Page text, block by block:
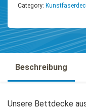
Category:
Beschreibung
Unsere Bettdecke